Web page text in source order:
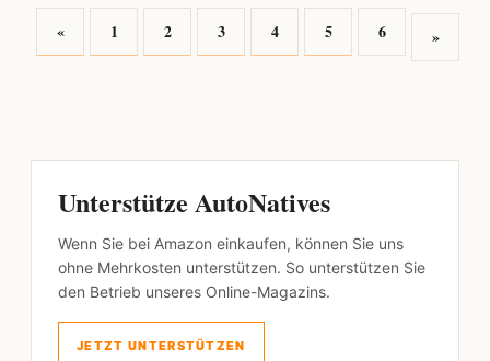
« 1 2 3 4 5 6 »
Unterstütze AutoNatives
Wenn Sie bei Amazon einkaufen, können Sie uns
ohne Mehrkosten unterstützen. So unterstützen Sie
den Betrieb unseres Online-Magazins.
JETZT UNTERSTÜTZEN